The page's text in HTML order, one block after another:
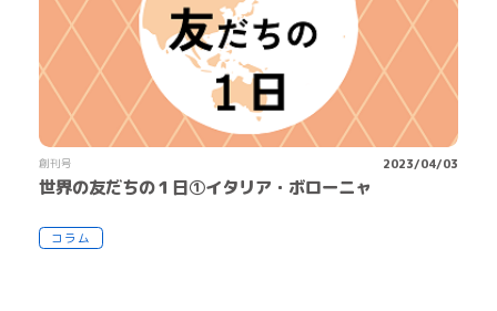
創刊号 2023/04/03
世界の友だちの１日①イタリア・ボローニャ
コラム